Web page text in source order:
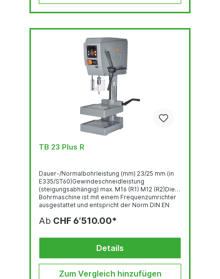
TB 23 Plus R
Dauer-/Normalbohrleistung (mm) 23/25 mm (in
E335/ST60)Gewindeschneidleistung
(steigungsabhängig) max. M16 (R1) M12 (R2)Die
Bohrmaschine ist mit einem Frequenzumrichter
ausgestattet und entspricht der Norm DIN EN
Gewindeschneideinrichtung Bedienpanel mit
Bohrkopf-Haube mit ergonomisch geneigter
Front LED-Beleuchtung...
Ab CHF 6’510.00*
Details
Zum Vergleich hinzufügen